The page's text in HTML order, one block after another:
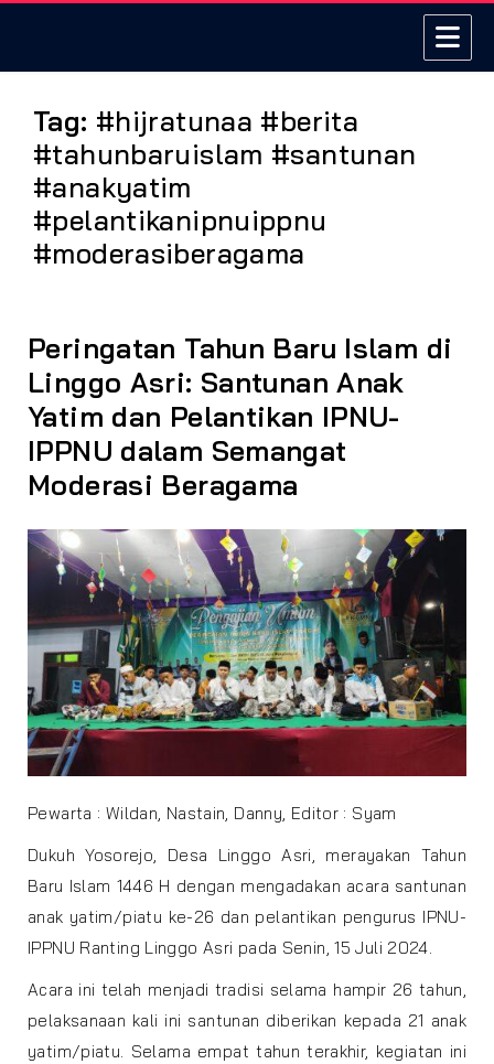
Tag: #hijratunaa #berita
#tahunbaruislam #santunan
#anakyatim
#pelantikanipnuippnu
#moderasiberagama
Peringatan Tahun Baru Islam di
Linggo Asri: Santunan Anak
Yatim dan Pelantikan IPNU-
IPPNU dalam Semangat
Moderasi Beragama
Pewarta : Wildan, Nastain, Danny, Editor : Syam
Dukuh Yosorejo, Desa Linggo Asri, merayakan Tahun
Baru Islam 1446 H dengan mengadakan acara santunan
anak yatim/piatu ke-26 dan pelantikan pengurus IPNU-
IPPNU Ranting Linggo Asri pada Senin, 15 Juli 2024.
Acara ini telah menjadi tradisi selama hampir 26 tahun,
pelaksanaan kali ini santunan diberikan kepada 21 anak
yatim/piatu. Selama empat tahun terakhir, kegiatan ini